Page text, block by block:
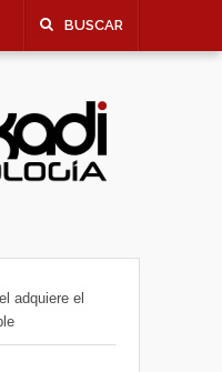
BUSCAR
adquiere el